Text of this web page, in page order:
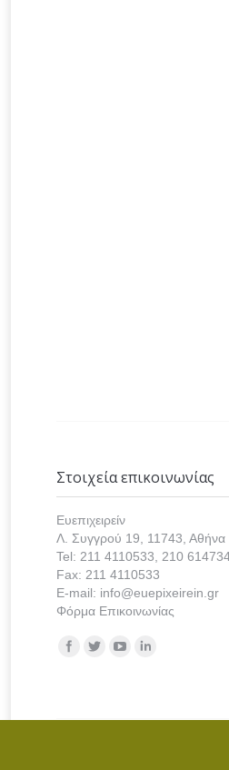
Στοιχεία επικοινωνίας
Ευεπιχειρείν
Λ. Συγγρού 19, 11743, Αθήνα
Tel: 211 4110533, 210
Fax: 211 4110533
E-mail: info@euepixeirein.gr
Φόρμα Επικοινωνίας
Find us on: